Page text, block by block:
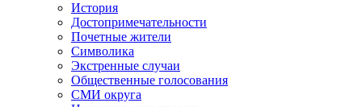
История
Достопримечательности
Почетные жители
Символика
Экстренные случаи
Общественные голосования
СМИ округа